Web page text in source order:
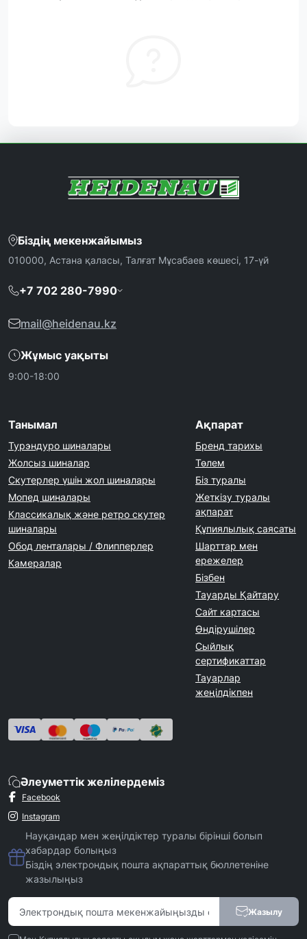
Біздің мекенжайымыз
010000, Астана қаласы, Талғат Мұсабаев көшесі, 17-үй
+7 702 280-7990
mail@heidenau.kz
Жұмыс уақыты
9:00-18:00
Танымал
Турэндуро шиналары
Жолсыз шиналар
Скутерлер үшін жол шиналары
Мопед шиналары
Классикалық және ретро скутер
шиналары
Обод ленталары / Флипперлер
Камералар
Ақпарат
Бренд тарихы
Төлем
Біз туралы
Жеткізу туралы
ақпарат
Құпиялылық саясаты
Шарттар мен
ережелер
Бізбен
Тауарды Қайтару
Сайт картасы
Өндірушілер
Сыйлық
сертификаттар
Тауарлар
жеңілдікпен
Әлеуметтік желілердеміз
Facebook
Instagram
Науқандар мен жеңілдіктер туралы бірінші болып
хабардар болыңыз
Біздің электрондық пошта ақпараттық бюллетеніне
жазылыңыз
Жазылу